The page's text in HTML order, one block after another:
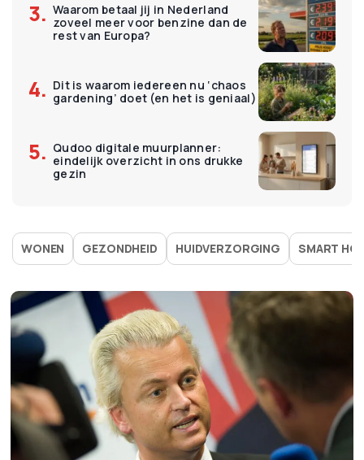
Waarom betaal jij in Nederland
zoveel meer voor benzine dan de
rest van Europa?
Dit is waarom iedereen nu ‘chaos
gardening’ doet (en het is geniaal)
Qudoo digitale muurplanner:
eindelijk overzicht in ons drukke
gezin
WONEN GEZONDHEID HUIDVERZORGING SMART